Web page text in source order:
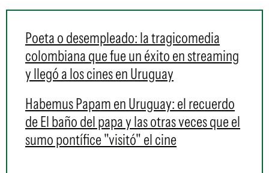
Poeta o desempleado: la tragicomedia
colombiana que fue un éxito en streaming
y llegó a los cines en Uruguay
Habemus Papam en Uruguay: el recuerdo
de El baño del papa y las otras veces que el
sumo pontífice "visitó" el cine